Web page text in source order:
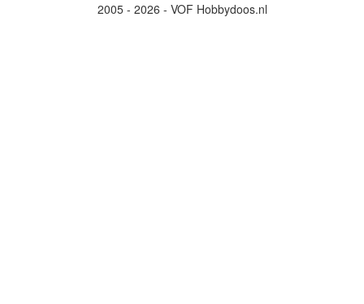
2005 - 2026 - VOF Hobbydoos.nl